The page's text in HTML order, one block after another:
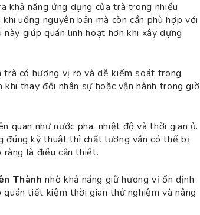
khả năng ứng dụng của trà trong nhiều
uống nguyên bản mà còn cần phù hợp với
giúp quán linh hoạt hơn khi xây dựng
trà có hương vị rõ và dễ kiểm soát trong
thay đổi nhân sự hoặc vận hành trong giờ
quan như nước pha, nhiệt độ và thời gian ủ.
đúng kỹ thuật thì chất lượng vẫn có thể bị
ràng là điều cần thiết.
Thành nhờ khả năng giữ hương vị ổn định
tiết kiệm thời gian thử nghiệm và nâng